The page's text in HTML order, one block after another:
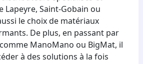
Lapeyre, Saint-Gobain ou
le choix de matériaux
De plus, en passant par
ManoMano ou BigMat, il
à des solutions à la fois